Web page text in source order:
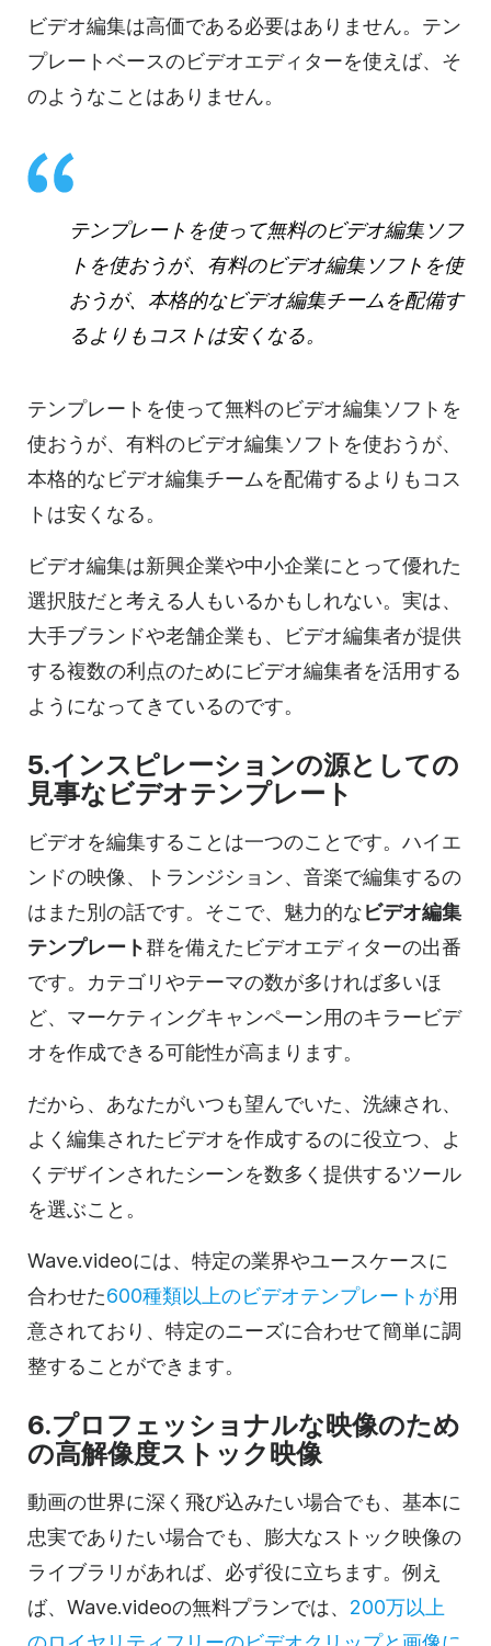
ビデオ編集は高価である必要はありません。テン
プレートベースのビデオエディターを使えば、そ
のようなことはありません。
テンプレートを使って無料のビデオ編集ソフ
トを使おうが、有料のビデオ編集ソフトを使
おうが、本格的なビデオ編集チームを配備す
るよりもコストは安くなる。
テンプレートを使って無料のビデオ編集ソフトを
使おうが、有料のビデオ編集ソフトを使おうが、
本格的なビデオ編集チームを配備するよりもコス
トは安くなる。
ビデオ編集は新興企業や中小企業にとって優れた
選択肢だと考える人もいるかもしれない。実は、
大手ブランドや老舗企業も、ビデオ編集者が提供
する複数の利点のためにビデオ編集者を活用する
ようになってきているのです。
5.インスピレーションの源としての
見事なビデオテンプレート
ビデオを編集することは一つのことです。ハイエ
ンドの映像、トランジション、音楽で編集するの
はまた別の話です。そこで、魅力的なビデオ編集
テンプレート群を備えたビデオエディターの出番
です。カテゴリやテーマの数が多ければ多いほ
ど、マーケティングキャンペーン用のキラービデ
オを作成できる可能性が高まります。
だから、あなたがいつも望んでいた、洗練され、
よく編集されたビデオを作成するのに役立つ、よ
くデザインされたシーンを数多く提供するツール
を選ぶこと。
Wave.videoには、特定の業界やユースケースに
合わせた600種類以上のビデオテンプレートが用
意されており、特定のニーズに合わせて簡単に調
整することができます。
6.プロフェッショナルな映像のため
の高解像度ストック映像
動画の世界に深く飛び込みたい場合でも、基本に
忠実でありたい場合でも、膨大なストック映像の
ライブラリがあれば、必ず役に立ちます。例え
ば、Wave.videoの無料プランでは、 200万以上